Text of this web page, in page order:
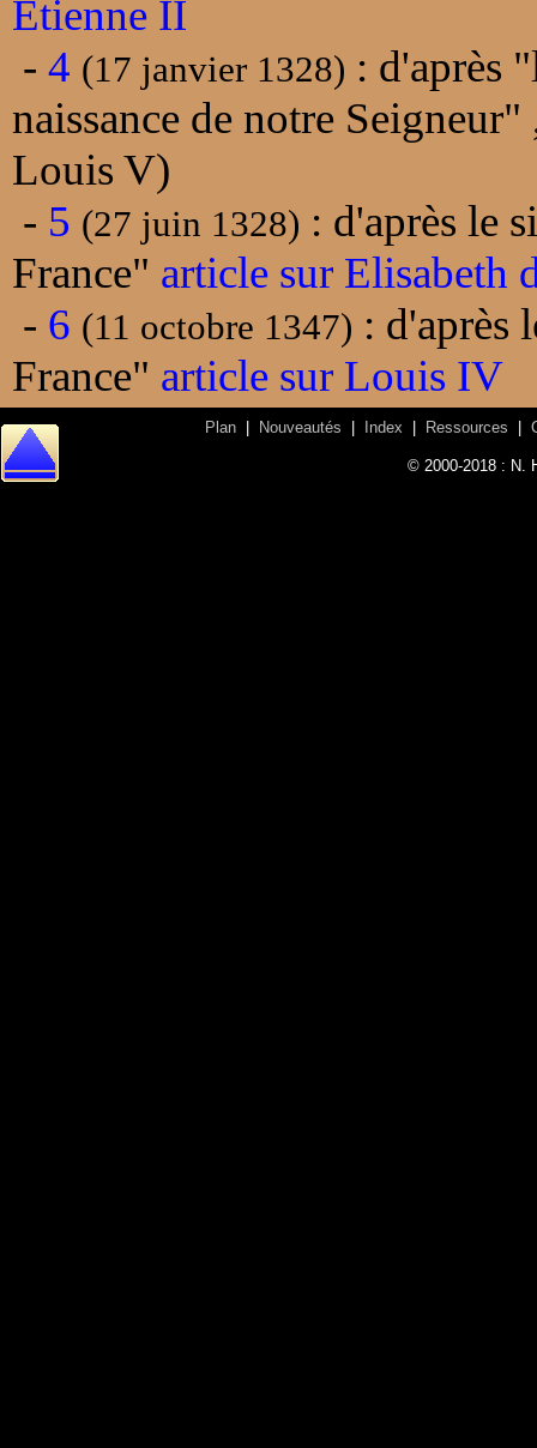
Etienne II
- 4 (17 janvier 1328) : d'après
naissance de notre
Louis V)
- 5 (27 juin 1328) : d'après le
France" article sur Elisabeth
- 6 (11 octobre 1347) : d'après
France" article sur Louis IV
Plan Nouveautés Index Ressources
© 2000-2018 : N.